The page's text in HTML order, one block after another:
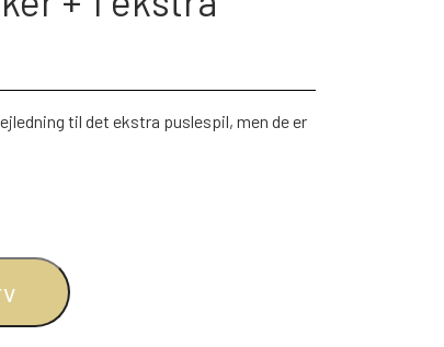
til det ekstra puslespil, men de er